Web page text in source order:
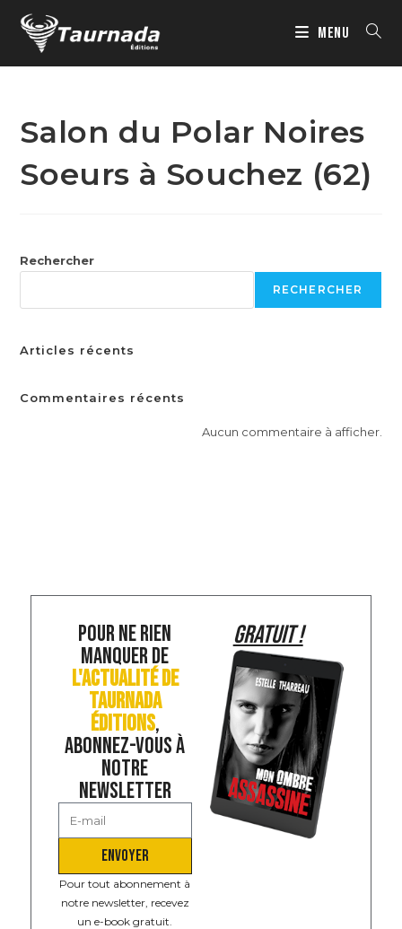
MENU
Salon du Polar Noires
Soeurs à Souchez (62)
Rechercher
RECHERCHER
Articles récents
Commentaires récents
Aucun commentaire à afficher.
POUR NE RIEN
MANQUER DE
L'ACTUALITÉ DE
TAURNADA
ÉDITIONS,
ABONNEZ-VOUS À
NOTRE
NEWSLETTER
ENVOYER
Pour tout abonnement à
notre newsletter, recevez
un e-book gratuit.
GRATUIT !